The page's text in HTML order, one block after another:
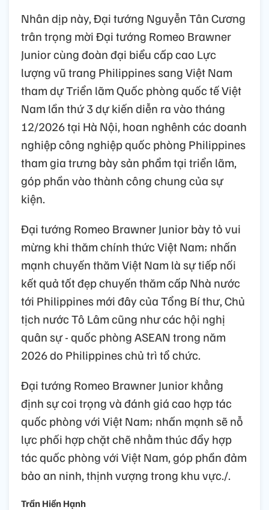
Nhân dịp này, Đại tướng Nguyễn Tân Cương
trân trọng mời Đại tướng Romeo Brawner
Junior cùng đoàn đại biểu cấp cao Lực
lượng vũ trang Philippines sang Việt Nam
tham dự Triển lãm Quốc phòng quốc tế Việt
Nam lần thứ 3 dự kiến diễn ra vào tháng
12/2026 tại Hà Nội, hoan nghênh các doanh
nghiệp công nghiệp quốc phòng Philippines
tham gia trưng bày sản phẩm tại triển lãm,
góp phần vào thành công chung của sự
kiện.
Đại tướng Romeo Brawner Junior bày tỏ vui
mừng khi thăm chính thức Việt Nam; nhấn
mạnh chuyến thăm Việt Nam là sự tiếp nối
kết quả tốt đẹp chuyến thăm cấp Nhà nước
tới Philippines mới đây của Tổng Bí thư, Chủ
tịch nước Tô Lâm cũng như các hội nghị
quân sự - quốc phòng ASEAN trong năm
2026 do Philippines chủ trì tổ chức.
Đại tướng Romeo Brawner Junior khẳng
định sự coi trọng và đánh giá cao hợp tác
quốc phòng với Việt Nam; nhấn mạnh sẽ nỗ
lực phối hợp chặt chẽ nhằm thúc đẩy hợp
tác quốc phòng với Việt Nam, góp phần đảm
bảo an ninh, thịnh vượng trong khu vực./.
Trần Hiền Hạnh